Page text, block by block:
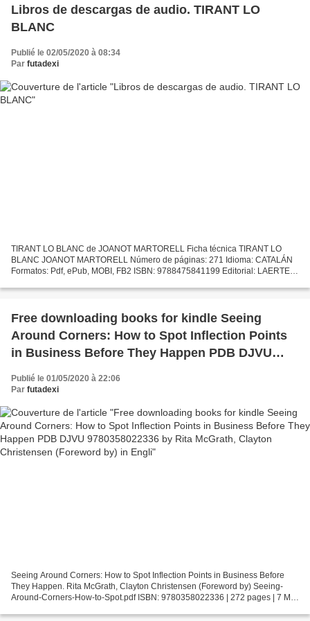
Libros de descargas de audio. TIRANT LO
BLANC
Publié le 02/05/2020 à 08:34
Par futadexi
TIRANT LO BLANC de JOANOT MARTORELL Ficha técnica TIRANT LO
BLANC JOANOT MARTORELL Número de páginas: 271 Idioma: CATALÁN
Formatos: Pdf, ePub, MOBI, FB2 ISBN: 9788475841199 Editorial: LAERTES
Free downloading books for kindle Seeing
Around Corners: How to Spot Inflection Points
in Business Before They Happen PDB DJVU
9780358022336 by Rita McGrath, Clayton
Christensen (Foreword by) in Engli
Publié le 01/05/2020 à 22:06
Par futadexi
Seeing Around Corners: How to Spot Inflection Points in Business Before
They Happen. Rita McGrath, Clayton Christensen (Foreword by) Seeing-
Around-Corners-How-to-Spot.pdf ISBN: 9780358022336 | 272 pages | 7 Mb